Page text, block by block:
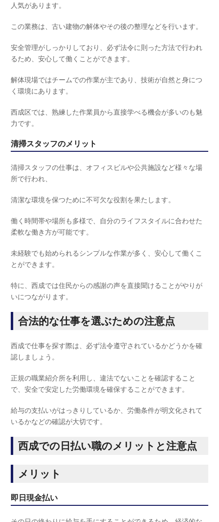
人気があります。
この業務は、古い建物の解体やその後の整理などを行います。
安全管理がしっかりしており、必ず法令に則った方法で行われ
るため、安心して働くことができます。
解体現場ではチームでの作業が主であり、技術が自然と身につ
く環境にあります。
西成区では、熟練した作業員から直接学べる機会が多いのも魅
力です。
清掃スタッフのメリット
清掃スタッフの仕事は、オフィスビルや公共施設など様々な場
所で行われ、
清潔な環境を保つために不可欠な役割を果たします。
働く時間帯や場所も多様で、自分のライフスタイルに合わせた
柔軟な働き方が可能です。
未経験でも始められるシンプルな作業が多く、安心して働くこ
とができます。
特に、西成では住民からの感謝の声を直接聞けることがやりが
いにつながります。
合法的な仕事を選ぶための注意点
西成で仕事を探す際は、必ず法令遵守されているかどうかを確
認しましょう。
正規の職業紹介所を利用し、違法でないことを確認すること
で、安全で安定した労働環境を確保することができます。
給与の支払いがはっきりしているか、労働条件が明文化されて
いるかなどの確認が大切です。
西成での日払い職のメリットと注意点
メリット
即日現金払い